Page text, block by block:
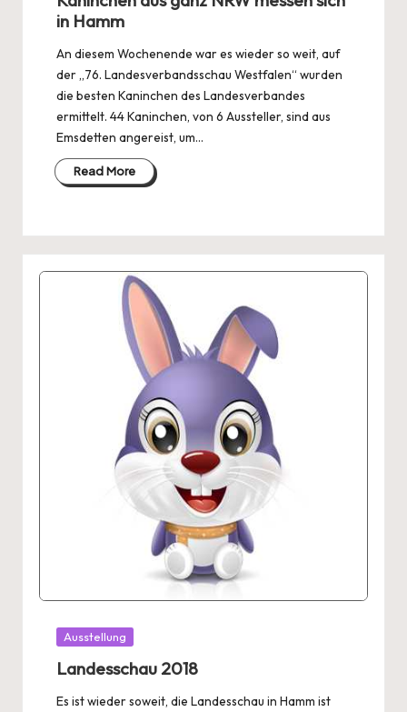
in Hamm
An diesem Wochenende war es wieder so weit, auf
der „76. Landesverbandsschau Westfalen“ wurden
die besten Kaninchen des Landesverbandes
ermittelt. 44 Kaninchen, von 6 Aussteller, sind aus
Emsdetten angereist, um…
Read More
Posted
Ausstellung
Landesschau 2018
Es ist wieder soweit, die Landesschau in Hamm ist